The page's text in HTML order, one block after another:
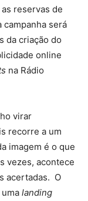
reservas de
campanha será
da criação do
online
na Rádio
virar
recorre a um
imagem é o que
vezes, acontece
acertadas. O
landing